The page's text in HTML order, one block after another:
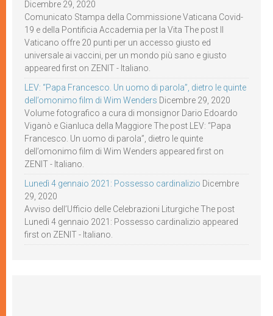
Dicembre 29, 2020
Comunicato Stampa della Commissione Vaticana Covid-
19 e della Pontificia Accademia per la Vita The post Il
Vaticano offre 20 punti per un accesso giusto ed
universale ai vaccini, per un mondo più sano e giusto
appeared first on ZENIT - Italiano.
LEV: “Papa Francesco. Un uomo di parola”, dietro le quinte
dell’omonimo film di Wim Wenders Dicembre 29, 2020
Volume fotografico a cura di monsignor Dario Edoardo
Viganò e Gianluca della Maggiore The post LEV: “Papa
Francesco. Un uomo di parola”, dietro le quinte
dell’omonimo film di Wim Wenders appeared first on
ZENIT - Italiano.
Lunedì 4 gennaio 2021: Possesso cardinalizio Dicembre
29, 2020
Avviso dell’Ufficio delle Celebrazioni Liturgiche The post
Lunedì 4 gennaio 2021: Possesso cardinalizio appeared
first on ZENIT - Italiano.